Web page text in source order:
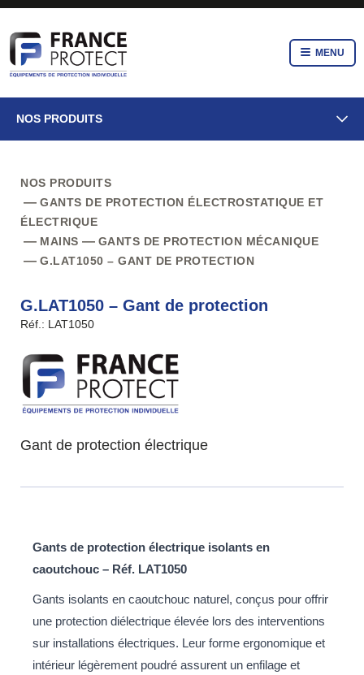
MENU
NOS PRODUITS
NOS PRODUITS
GANTS DE PROTECTION ÉLECTROSTATIQUE ET
ÉLECTRIQUE
MAINS
GANTS DE PROTECTION MÉCANIQUE
G.LAT1050 – GANT DE PROTECTION
G.LAT1050 – Gant de protection
Réf.: LAT1050
Gant de protection électrique
Gants de protection électrique isolants en
caoutchouc – Réf. LAT1050
Gants isolants en caoutchouc naturel, conçus pour offrir
une protection diélectrique élevée lors des interventions
sur installations électriques. Leur forme ergonomique et
intérieur légèrement poudré assurent un enfilage et